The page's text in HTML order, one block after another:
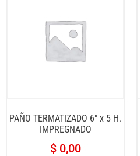
PAÑO TERMATIZADO 6″ x 5 H.
IMPREGNADO
$0,00